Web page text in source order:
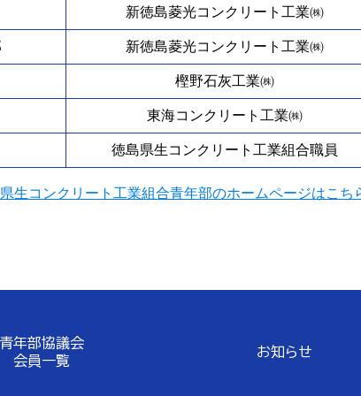
新徳島菱光コンクリート工業㈱
新徳島菱光コンクリート工業㈱
樫野石灰工業㈱
東海コンクリート工業㈱
徳島県生コンクリート工業組合職員
生コンクリート工業組合青年部のホームページはこち
青年部協議会
会員一覧
お知らせ